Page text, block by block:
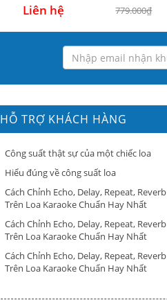
Liên hệ 779.000₫
HỖ TRỢ KHÁCH HÀNG
Công suất thật sự của một chiếc loa
Hiểu đúng về công suất loa
Cách Chỉnh Echo, Delay, Repeat, Reverb
Trên Loa Karaoke Chuẩn Hay Nhất
Cách Chỉnh Echo, Delay, Repeat, Reverb
Trên Loa Karaoke Chuẩn Hay Nhất
Cách Chỉnh Echo, Delay, Repeat, Reverb
Trên Loa Karaoke Chuẩn Hay Nhất